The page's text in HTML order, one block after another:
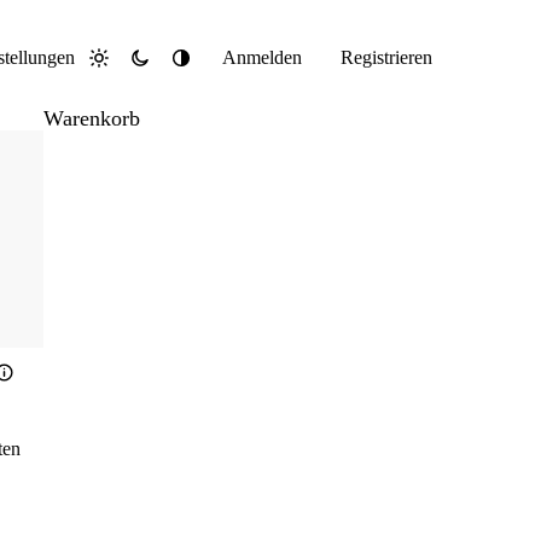
Hell DunkelSystemAnmelden Registrieren
Warenkorb